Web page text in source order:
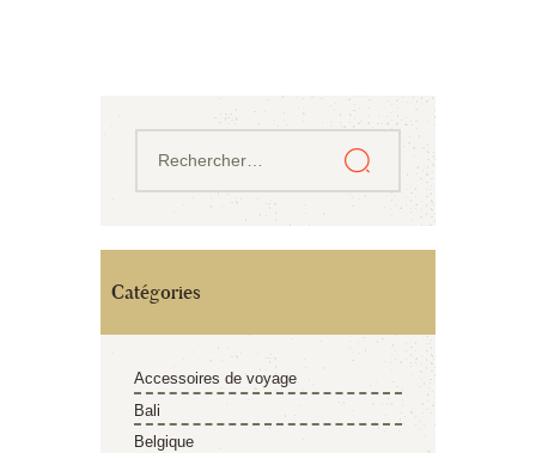
Catégories
Accessoires de voyage
Bali
Belgique